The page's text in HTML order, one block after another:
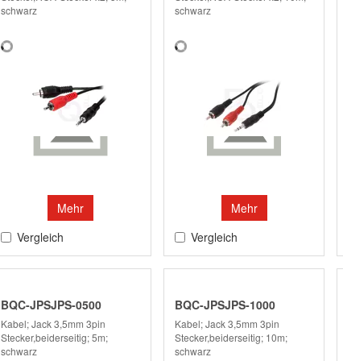
schwarz
Mehr
Vergleich
schwarz
Mehr
Vergleich
BQC-JPSJPS-0500
Kabel; Jack 3,5mm 3pin
Stecker,beiderseitig; 5m;
schwarz
BQC-JPSJPS-1000
Kabel; Jack 3,5mm 3pin
Stecker,beiderseitig; 10m;
schwarz